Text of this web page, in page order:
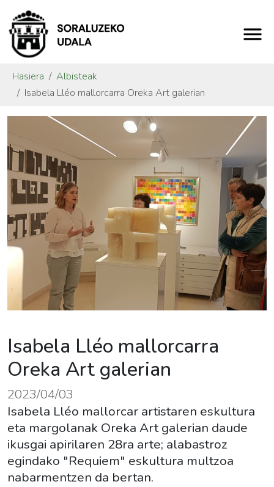
Hasiera
Albisteak
Isabela Lléo mallorcarra Oreka Art galerian
Isabela Lléo mallorcarra
Oreka Art galerian
2023/04/03
Isabela Lléo mallorcar artistaren eskultura
eta margolanak Oreka Art galerian daude
ikusgai apirilaren 28ra arte; alabastroz
egindako "Requiem" eskultura multzoa
nabarmentzen da bertan.